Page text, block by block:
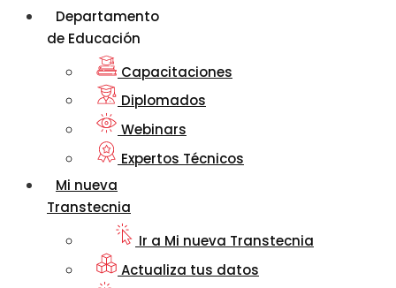
Departamento
de Educación
Capacitaciones
Diplomados
Webinars
Expertos Técnicos
Mi nueva
Transtecnia
Ir a Mi nueva Transtecnia
Actualiza tus datos